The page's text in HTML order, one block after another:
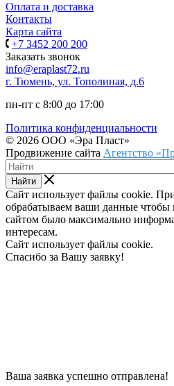
Оплата и доставка
Контакты
Карта сайта
+7 3452 200 200
Заказать звонок
info@eraplast72.ru
г. Тюмень, ул. Тополиная, д.6
пн-пт с 8:00 до 17:00
Политика конфиденциальности
© 2026 ООО «Эра Пласт»
Продвижение сайта Агентство
Найти
Сайт использует файлы cookie.
обрабатываем ваши данные чтобы
сайтом было максимально
интересам.
Сайт использует файлы cookie.
Спасибо за Вашу заявку!
Ваша заявка успешно отправлена!